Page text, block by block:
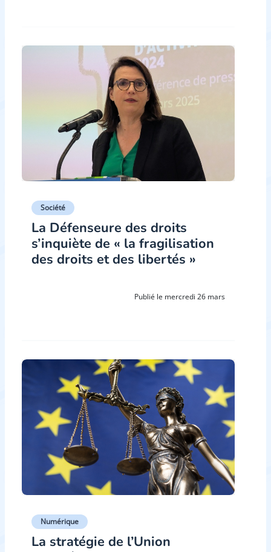
Société
La Défenseure des droits
s’inquiète de « la fragilisation
des droits et des libertés »
Publié le mercredi 26 mars
Numérique
La stratégie de l’Union